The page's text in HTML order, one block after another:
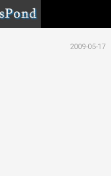
2009-05-17